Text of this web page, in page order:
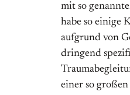
mit so
habe so einige
aufgrund von
dringend
einer so